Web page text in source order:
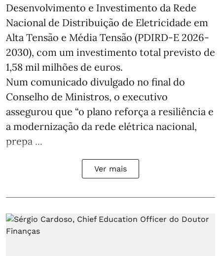
Desenvolvimento e Investimento da Rede
Nacional de Distribuição de Eletricidade em
Alta Tensão e Média Tensão (PDIRD-E 2026-
2030), com um investimento total previsto de
1,58 mil milhões de euros.
Num comunicado divulgado no final do
Conselho de Ministros, o executivo
assegurou que “o plano reforça a resiliência e
a modernização da rede elétrica nacional,
prepa ...
Ver mais